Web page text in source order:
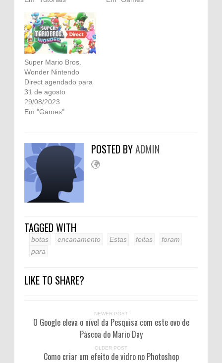
Super Mario Bros.
Wonder Nintendo
Direct agendado para
31 de agosto
29/08/2023
Em "Games"
POSTED BYADMIN
TAGGED WITH
botas encanamento Estas feitas
foram
para
LIKE TO SHARE?
NEWER POST
O Google eleva o nível da Pesquisa com este ovo de
Páscoa do Mario Day
OLDER POST
Como criar um efeito de vidro no Photoshop